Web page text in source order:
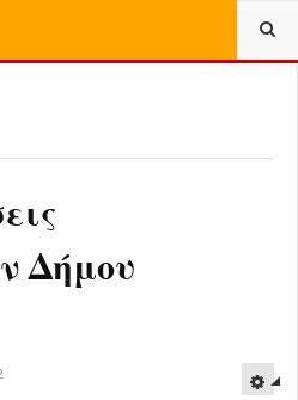
Δήμου